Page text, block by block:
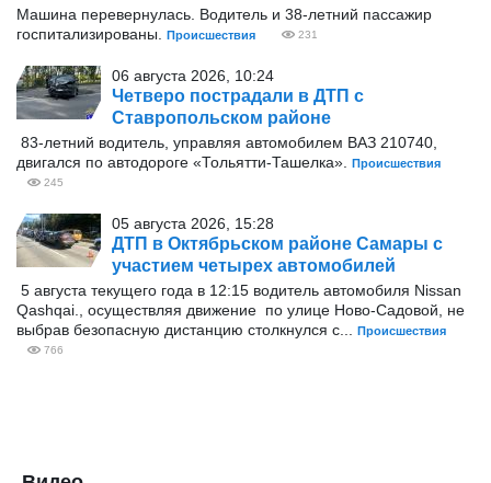
Машина перевернулась. Водитель и 38-летний пассажир
госпитализированы.
Происшествия 231
06 августа 2026, 10:24
Четверо пострадали в ДТП с
Ставропольском районе
83-летний водитель, управляя автомобилем ВАЗ 210740,
двигался по автодороге «Тольятти-Ташелка».
Происшествия
245
05 августа 2026, 15:28
ДТП в Октябрьском районе Самары с
участием четырех автомобилей
5 августа текущего года в 12:15 водитель автомобиля Nissan
Qashqai., осуществляя движение по улице Ново-Садовой, не
выбрав безопасную дистанцию столкнулся с...
Происшествия
766